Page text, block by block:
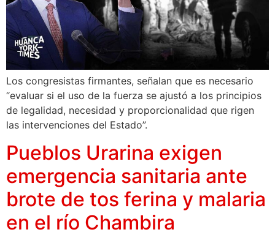
Los congresistas firmantes, señalan que es necesario
“evaluar si el uso de la fuerza se ajustó a los principios
de legalidad, necesidad y proporcionalidad que rigen
las intervenciones del Estado”.
Pueblos Urarina exigen
emergencia sanitaria ante
brote de tos ferina y malaria
en el río Chambira